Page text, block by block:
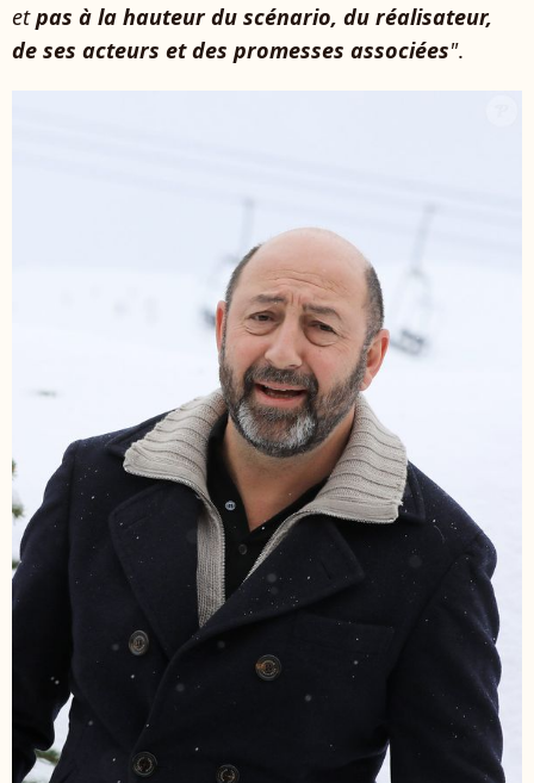
etpas à la hauteur du scénario, du réalisateur,
de ses acteurs et des promesses associées".